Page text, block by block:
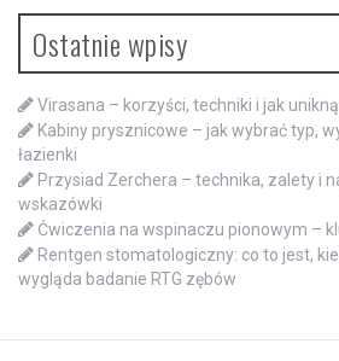
Ostatnie wpisy
Virasana – korzyści, techniki i jak
Kabiny prysznicowe – jak wybrać typ,
łazienki
Przysiad Zerchera – technika, zalety i
wskazówki
Ćwiczenia na wspinaczu pionowym –
Rentgen stomatologiczny: co to jest,
wygląda badanie RTG zębów